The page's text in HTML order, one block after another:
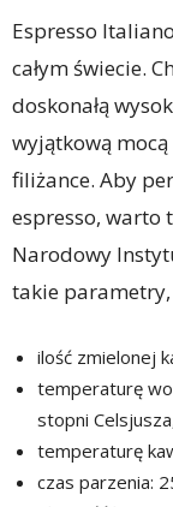
Espresso
całym świecie.
doskonałą
wyjątkową
filiżance. Aby
espresso, warto
Narodowy
takie
ilość zmielonej
temperaturę
stopni
temperaturę
czas parzenia: